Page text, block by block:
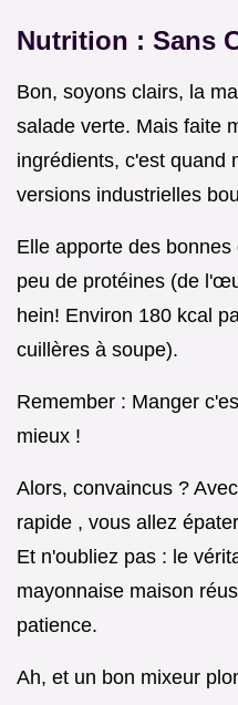
Nutrition : Sans
Bon, soyons clairs, la
salade verte. Mais faite
ingrédients, c'est quand
versions industrielles
Elle apporte des
peu de protéines (de
hein! Environ 180 kcal
cuillères à soupe).
Remember : Manger
mieux !
Alors, convaincus ?
rapide , vous allez
Et n'oubliez pas : le
mayonnaise maison
patience.
Ah, et un bon mixeur